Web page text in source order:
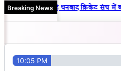
Breaking News
राज : जानें क्यों है धनबाद क्रिकेट संघ में
10:05 PM